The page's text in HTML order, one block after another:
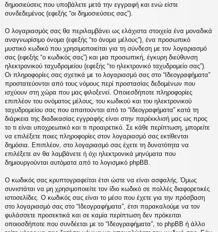
δημοσιεύσεις που υποβάλετε μετά την εγγραφή και ενώ είστε
συνδεδεμένος (εφεξής “οι δημοσιεύσεις σας”).
Ο λογαριασμός σας θα περιλαμβάνει ως ελάχιστα στοιχεία ένα μοναδικά
αναγνωρίσιμο όνομα (εφεξής “το όνομα μέλους”), ένα προσωπικό
μυστικό κωδικό που χρησιμοποιείται για τη σύνδεση με τον λογαριασμό
σας (εφεξής “ο κωδικός σας”) και μια προσωπική, έγκυρη διεύθυνση
ηλεκτρονικού ταχυδρομείου (εφεξής “το ηλεκτρονικό ταχυδρομείο σας”).
Οι πληροφορίες σας σχετικά με το λογαριασμό σας στο “Ιδεογραφήματα”
προστατεύονται από τους νόμους περί προστασίας δεδομένων που
ισχύουν στη χώρα που μας φιλοξενεί. Οποιεσδήποτε πληροφορίες
επιπλέον του ονόματος μέλους, του κωδικού και του ηλεκτρονικού
ταχυδρομείου σας που απαιτούνται από το “Ιδεογραφήματα” κατά τη
διάρκεια της διαδικασίας εγγραφής είναι στην παρέκκλισή μας ως προς
το τι είναι υποχρεωτικό και τι προαιρετικό. Σε κάθε περίπτωση, μπορείτε
να επιλέξετε ποιες πληροφορίες στον λογαριασμό σας εκτίθενται
δημόσια. Επιπλέον, στο λογαριασμό σας έχετε τη δυνατότητα να
επιλέξετε αν θα λαμβάνετε ή όχι ηλεκτρονικά μηνύματα που
δημιουργούνται αυτόματα από το λογισμικό phpBB.
Ο κωδικός σας κρυπτογραφείται έτσι ώστε να είναι ασφαλής. Όμως
συνιστάται να μη χρησιμοποιείτε τον ίδιο κωδικό σε πολλές διαφορετικές
ιστοσελίδες. Ο κωδικός σας είναι το μέσο που έχετε για την πρόσβαση
στο λογαριασμό σας στο “Ιδεογραφήματα”, έτσι παρακαλούμε να τον
φυλάσσετε προσεκτικά και σε καμία περίπτωση δεν πρόκειται
οποιοσδήποτε που συνδέεται με το “Ιδεογραφήματα”, το phpBB ή άλλο